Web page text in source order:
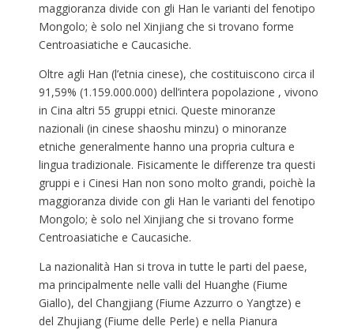
maggioranza divide con gli Han le varianti del fenotipo
Mongolo; è solo nel Xinjiang che si trovano forme
Centroasiatiche e Caucasiche.
Oltre agli Han (l’etnia cinese), che costituiscono circa il
91,59% (1.159.000.000) dell’intera popolazione , vivono
in Cina altri 55 gruppi etnici. Queste minoranze
nazionali (in cinese shaoshu minzu) o minoranze
etniche generalmente hanno una propria cultura e
lingua tradizionale. Fisicamente le differenze tra questi
gruppi e i Cinesi Han non sono molto grandi, poichè la
maggioranza divide con gli Han le varianti del fenotipo
Mongolo; è solo nel Xinjiang che si trovano forme
Centroasiatiche e Caucasiche.
La nazionalità Han si trova in tutte le parti del paese,
ma principalmente nelle valli del Huanghe (Fiume
Giallo), del Changjiang (Fiume Azzurro o Yangtze) e
del Zhujiang (Fiume delle Perle) e nella Pianura